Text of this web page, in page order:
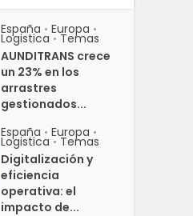
España • Europa •
Logistica • Temas
AUNDITRANS crece
un 23% en los
arrastres
gestionados...
España • Europa •
Logistica • Temas
Digitalización y
eficiencia
operativa: el
impacto de...